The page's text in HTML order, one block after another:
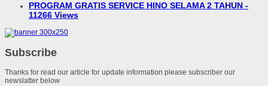
PROGRAM GRATIS SERVICE HINO SELAMA 2 TAHUN -
11266 Views
Subscribe
Thanks for read our article for update information please subscriber our
newslatter below